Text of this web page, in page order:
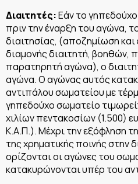
Διαιτητές:Εάν το
πριν την έναρξη του αγώνα,
διαιτησίας, (αποζημίωση και
διαμονής διαιτητή, βοηθών,
παρατηρητή αγώνα), ο
αγώνα. Ο αγώνας αυτός
αντιπάλου σωματείου με
γηπεδούχο σωματείο
χιλίων πεντακοσίων (1.500)
Κ.Α.Π.). Μέχρι την εξόφληση
της χρηματικής ποινής στην
ορίζονται οι αγώνες του
κατακυρώνονται υπέρ του